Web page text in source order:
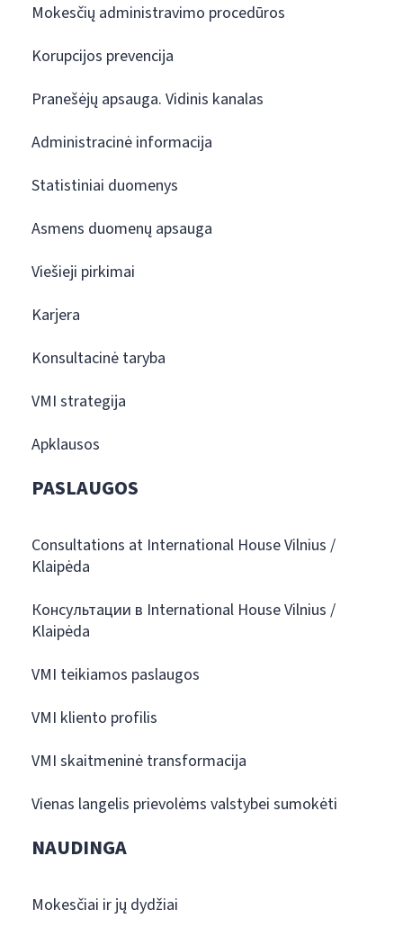
Mokesčių administravimo procedūros
Korupcijos prevencija
Pranešėjų apsauga. Vidinis kanalas
Administracinė informacija
Statistiniai duomenys
Asmens duomenų apsauga
Viešieji pirkimai
Karjera
Konsultacinė taryba
VMI strategija
Apklausos
PASLAUGOS
Consultations at International House Vilnius /
Klaipėda
Консультации в International House Vilnius /
Klaipėda
VMI teikiamos paslaugos
VMI kliento profilis
VMI skaitmeninė transformacija
Vienas langelis prievolėms valstybei sumokėti
NAUDINGA
Mokesčiai ir jų dydžiai